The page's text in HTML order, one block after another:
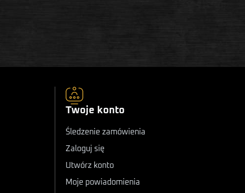
Twoje konto
Śledzenie zamówienia
Zaloguj się
Utwórz konto
Moje powiadomienia